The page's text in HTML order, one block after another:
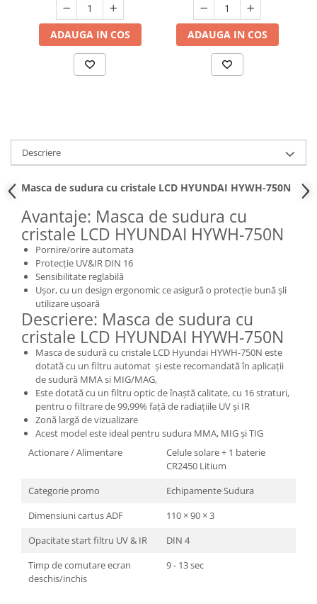
Hote bucatarie
Consumabile
Hote cupolare
Hote telescopice
Hote traditionale
Masini de Spalat Rufe & Uscatoare
uscatoare
Masini automate de spalat rufe
Masini de spalat rufe cu uscator
Masini de spalat rufe verticale
Uscatoare de rufe
Masini de spalat vase
Masini de spalat vase incorporabile
Masini de spalat vase
independente
Motoburghiu/Foreza pamant
Pachete Incorporabile
Pirostrii & Arzatoare
Plasa umbrire
Radiatoare
Semanatoare,Plantatoare
Sere
Sobe pe gaz & electrice
Suflante & Aspiratoare
ADAUGA IN COS ADAUGA IN COS
Descriere
Masca de sudura cu cristale LCD HYUNDAI HYWH-750N
Avantaje: Masca de sudura cu
cristale LCD HYUNDAI HYWH-750N
Pornire/orire automata
Protecție UV&IR DIN 16
Sensibilitate reglabilă
Ușor, cu un design ergonomic ce asigură o protecție bună șli
utilizare ușoară
Descriere: Masca de sudura cu
cristale LCD HYUNDAI HYWH-750N
Masca de sudură cu cristale LCD Hyundai HYWH-750N este
dotată cu un filtru automat și este recomandată în aplicații
de sudură MMA si MIG/MAG,
Este dotată cu un filtru optic de înaștă calitate, cu 16 straturi,
pentru o filtrare de 99,99% față de radiațiile UV și IR
Zonă largă de vizualizare
Acest model este ideal pentru sudura MMA, MIG și TIG
Actionare / Alimentare
Celule solare + 1 baterie
CR2450 Litium
Categorie promo
Echipamente Sudura
Dimensiuni cartus ADF
110 × 90 × 3
Opacitate start filtru UV & IR
DIN 4
Timp de comutare ecran
deschis/inchis
9 - 13 sec